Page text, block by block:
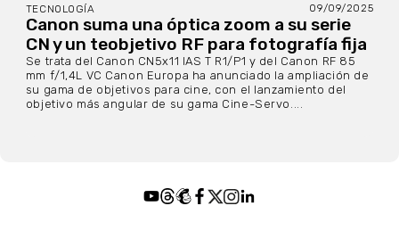
TECNOLOGÍA 09/09/2025
Canon suma una óptica zoom a su serie
CN y un teobjetivo RF para fotografía fija
Se trata del Canon CN5x11 IAS T R1/P1 y del Canon RF 85
mm f/1,4L VC Canon Europa ha anunciado la ampliación de
su gama de objetivos para cine, con el lanzamiento del
objetivo más angular de su gama Cine-Servo....